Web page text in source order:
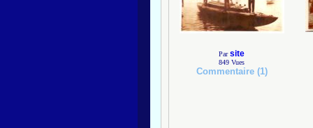
Parsite
849 Vues
Commentaire (1)